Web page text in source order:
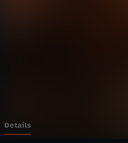
o
Details